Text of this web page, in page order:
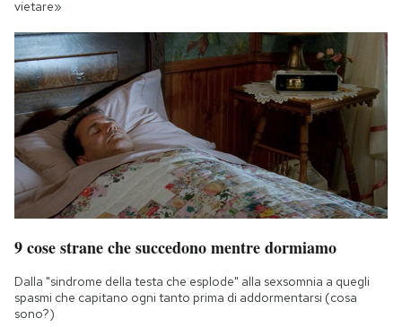
vietare»
9 cose strane che succedono mentre dormiamo
Dalla "sindrome della testa che esplode" alla sexsomnia a quegli
spasmi che capitano ogni tanto prima di addormentarsi (cosa
sono?)